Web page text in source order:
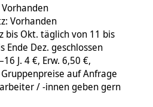
Vorhanden
bis Okt. täglich von 11 bis
Ende Dez. geschlossen
J. 4 €, Erw. 6,50 €,
auf Anfrage
/ -innen geben gern